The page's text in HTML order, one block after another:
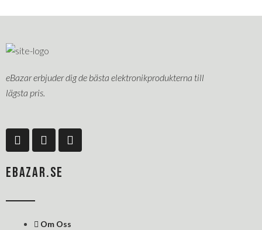
eBazar erbjuder dig de bästa elektronikprodukterna till
lägsta pris.
F
a
e
b
o
L
i
k
e
-
P
i
t
EBAZAR.SE
Om Oss